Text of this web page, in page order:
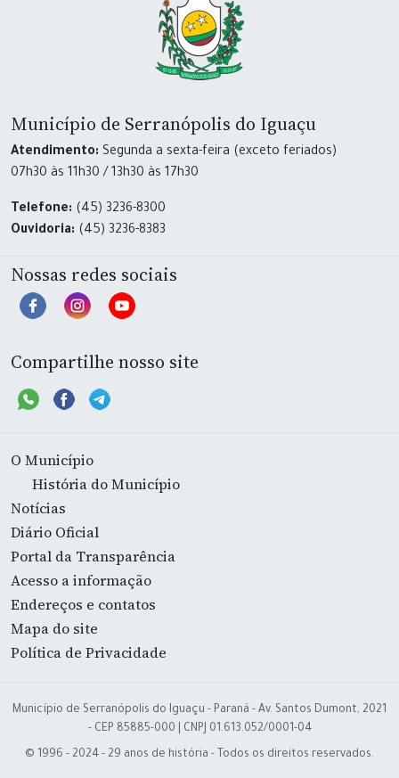
Município de Serranópolis do Iguaçu
Atendimento: Segunda a sexta-feira (exceto feriados)
07h30 às 11h30 / 13h30 às 17h30
Telefone: (45) 3236-8300
Ouvidoria: (45) 3236-8383
Nossas redes sociais
Compartilhe nosso site
O Município
História do Município
Notícias
Diário Oficial
Portal da Transparência
Acesso a informação
Endereços e contatos
Mapa do site
Política de Privacidade
Município de Serranópolis do Iguaçu - Paraná - Av. Santos Dumont, 2021
- CEP 85885-000 | CNPJ 01.613.052/0001-04
© 1996 - 2024 - 29 anos de história - Todos os direitos reservados.